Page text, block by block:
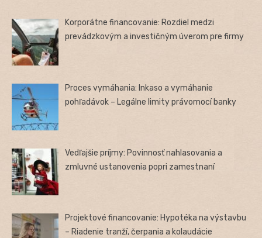
Korporátne financovanie: Rozdiel medzi
prevádzkovým a investičným úverom pre firmy
Proces vymáhania: Inkaso a vymáhanie
pohľadávok – Legálne limity právomocí banky
Vedľajšie príjmy: Povinnosť nahlasovania a
zmluvné ustanovenia popri zamestnaní
Projektové financovanie: Hypotéka na výstavbu
– Riadenie tranží, čerpania a kolaudácie